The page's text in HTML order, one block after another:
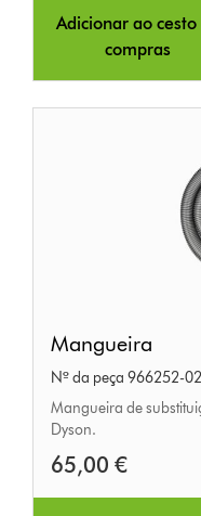
Adicionar ao cesto
compras
Mangueira
Nº da peça 966252-02
Mangueira de
Dyson.
65,00 €